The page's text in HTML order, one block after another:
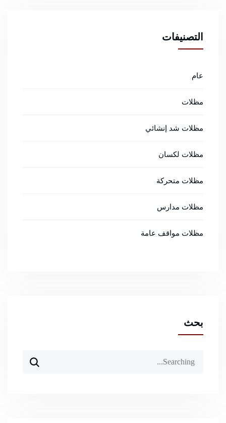
التصنيفات
عام
مظلات
مظلات شد إنشائي
مظلات لكسان
مظلات متحركة
مظلات مدارس
مظلات مواقف عامة
بحث